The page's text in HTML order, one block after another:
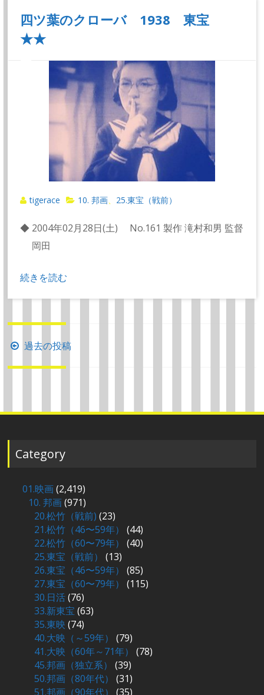
四ツ葉のクローバ 1938 東宝
★★
tigerace 10. 邦画 25.東宝（戦前）
◆ 2004年02月28日(土) No.161 製作 滝村和男 監督
岡田
続きを読む
投
稿
ゲ
シ
ョ
過去の投稿
Category
01.映画(2,419)
10. 邦画(971)
20.松竹（戦前) (23)
21.松竹（46〜59年）
(44)
22.松竹（60〜79年）
(40)
25.東宝（戦前）
(13)
26.東宝（46〜59年）
(85)
27.東宝（60〜79年）
(115)
30.日活(76)
33.新東宝 (63)
35.東映 (74)
40.大映（～59年）
(79)
41.大映（60年～71年）
(78)
45.邦画（独立系）
(39)
50.邦画（80年代）
(31)
51.邦画（90年代）
(35)